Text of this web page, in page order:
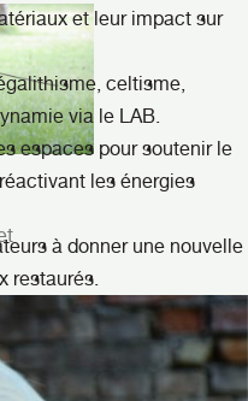
et leur impact sur
celtisme,
via le LAB.
espaces pour soutenir le
les énergies
à donner une nouvelle
restaurés.